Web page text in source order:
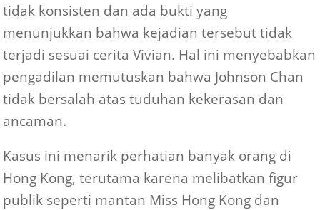
tidak konsisten dan ada bukti yang
menunjukkan bahwa kejadian tersebut tidak
terjadi sesuai cerita Vivian. Hal ini menyebabkan
pengadilan memutuskan bahwa Johnson Chan
tidak bersalah atas tuduhan kekerasan dan
ancaman.
Kasus ini menarik perhatian banyak orang di
Hong Kong, terutama karena melibatkan figur
publik seperti mantan Miss Hong Kong dan